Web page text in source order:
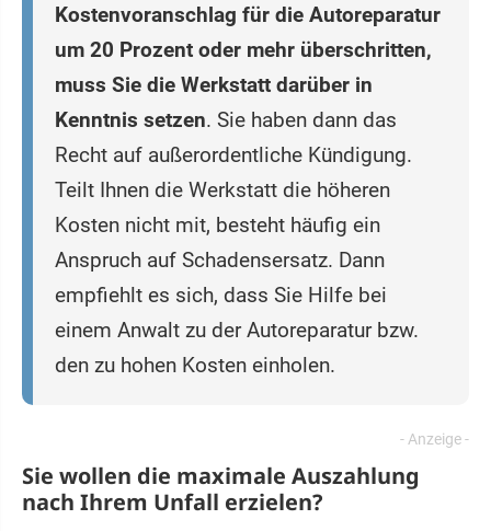
Kostenvoranschlag für die Autoreparatur
um 20 Prozent oder mehr überschritten,
muss Sie die Werkstatt darüber in
Kenntnis setzen. Sie haben dann das
Recht auf außerordentliche Kündigung.
Teilt Ihnen die Werkstatt die höheren
Kosten nicht mit, besteht häufig ein
Anspruch auf Schadensersatz. Dann
empfiehlt es sich, dass Sie Hilfe bei
einem Anwalt zu der Autoreparatur bzw.
den zu hohen Kosten einholen.
Sie wollen die maximale Auszahlung
nach Ihrem Unfall erzielen?